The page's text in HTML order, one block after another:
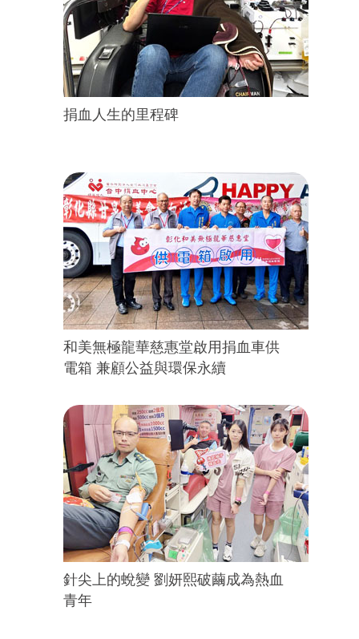
捐血人生的里程碑
和美無極龍華慈惠堂啟用捐血車供
電箱 兼顧公益與環保永續
針尖上的蛻變 劉妍熙破繭成為熱血
青年